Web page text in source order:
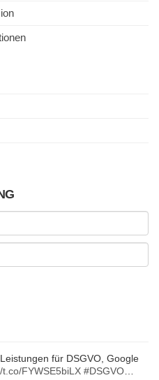
für DSGVO, Google
t.co/FYWSE5biLX #DSGVO